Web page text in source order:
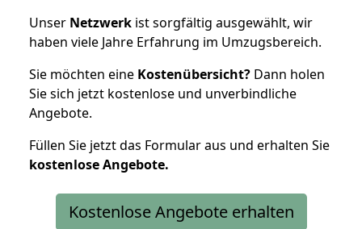
Unser Netzwerk ist sorgfältig ausgewählt, wir
haben viele Jahre Erfahrung im Umzugsbereich.
Sie möchten eine Kostenübersicht? Dann holen
Sie sich jetzt kostenlose und unverbindliche
Angebote.
Füllen Sie jetzt das Formular aus und erhalten Sie
kostenloseAngebote.
Kostenlose Angebote erhalten